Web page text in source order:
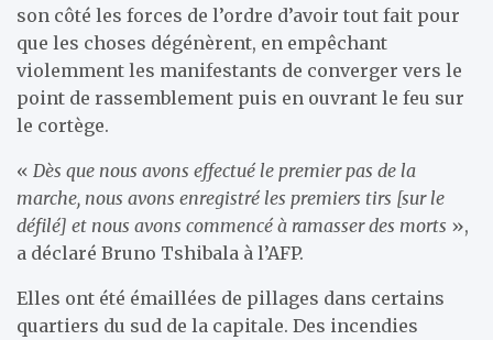
son côté les forces de l’ordre d’avoir tout fait pour
que les choses dégénèrent, en empêchant
violemment les manifestants de converger vers le
point de rassemblement puis en ouvrant le feu sur
le cortège.
« Dès que nous avons effectué le premier pas de la
marche, nous avons enregistré les premiers tirs [sur le
défilé] et nous avons commencé à ramasser des morts »,
a déclaré Bruno Tshibala à l’AFP.
Elles ont été émaillées de pillages dans certains
quartiers du sud de la capitale. Des incendies